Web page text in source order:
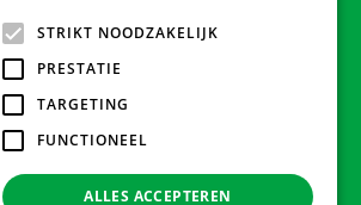
Contact & Openingstijden
Tuindorado Gorredijk
STRIKT NOODZAKELIJK
PRESTATIE
TARGETING
FUNCTIONEEL
ALLES ACCEPTEREN